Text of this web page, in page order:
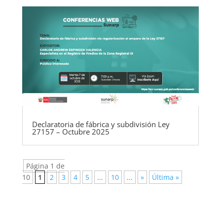
Declaratoria de fábrica y subdivisión Ley
27157 – Octubre 2025
Página 1 de
10
1 2 3 4 5 ... 10 ... » Última »